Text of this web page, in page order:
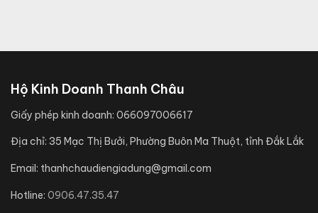
Hộ Kinh Doanh Thanh Châu
Giấy phép kinh doanh: 066097006617
Địa chỉ: 35 Mạc Thị Bưởi, Phường Buôn Ma Thuột, tỉnh Đắk Lắk
Email: thanhchaudiengiadung@gmail.com
Hotline: 0906.47.35.47